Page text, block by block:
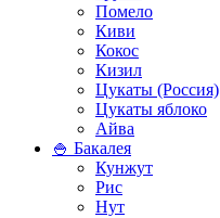
Помело
Киви
Кокос
Кизил
Цукаты (Россия)
Цукаты яблоко
Айва
🍚 Бакалея
Кунжут
Рис
Нут